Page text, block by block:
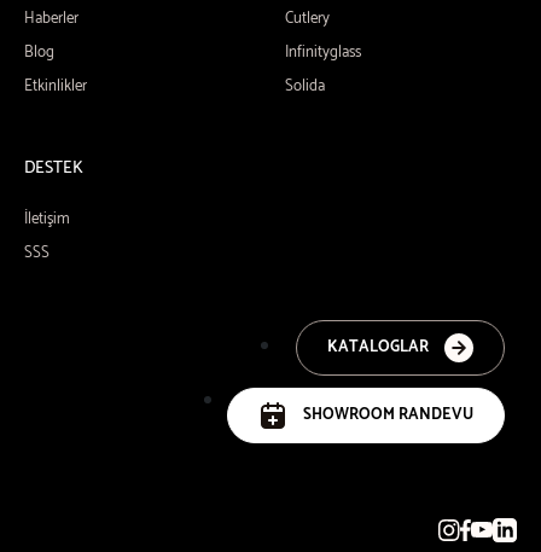
Haberler
Blog
Etkinlikler
Cutlery
Infinityglass
Solida
DESTEK
İletişim
SSS
KATALOGLAR
SHOWROOM RANDEVU